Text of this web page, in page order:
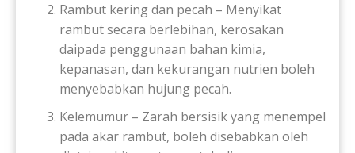
Rambut kering dan pecah – Menyikat
rambut secara berlebihan, kerosakan
daipada penggunaan bahan kimia,
kepanasan, dan kekurangan nutrien boleh
menyebabkan hujung pecah.
Kelemumur – Zarah bersisik yang menempel
pada akar rambut, boleh disebabkan oleh